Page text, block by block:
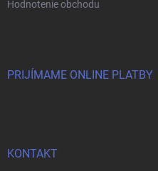
Hodnotenie obchodu
PRIJÍMAME ONLINE PLATBY
KONTAKT